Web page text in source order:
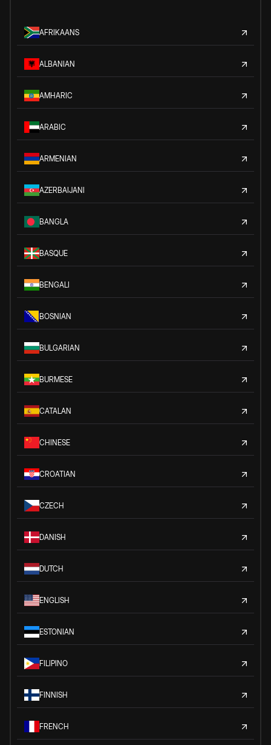
AFRIKAANS
ALBANIAN
AMHARIC
ARABIC
ARMENIAN
AZERBAIJANI
BANGLA
BASQUE
BENGALI
BOSNIAN
BULGARIAN
BURMESE
CATALAN
CHINESE
CROATIAN
CZECH
DANISH
DUTCH
ENGLISH
ESTONIAN
FILIPINO
FINNISH
FRENCH